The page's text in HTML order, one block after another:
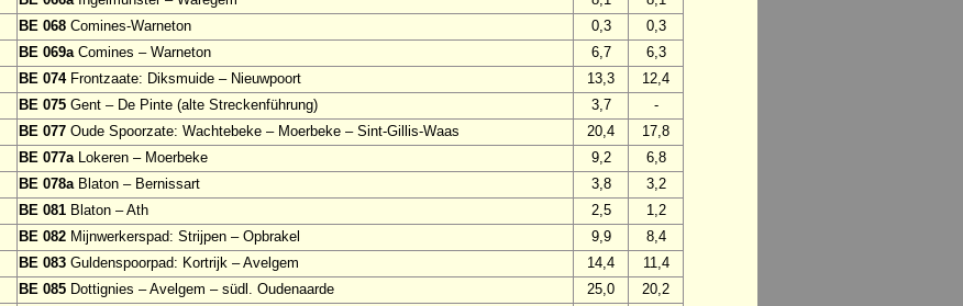
BE 068 Comines-Warneton 0,3
0,3
BE 069aComines – Warneton 6,7
6,3
BE 074Frontzaate: Diksmuide – Nieuwpoort 13,3
12,4
BE 075 Gent – De Pinte (alte Streckenführung) 3,7
-
BE 077 Oude Spoorzate: Wachtebeke – Moerbeke – Sint-Gillis-Waas 20,4
17,8
BE 077aLokeren – Moerbeke 9,2
6,8
BE 078aBlaton – Bernissart 3,8
3,2
BE 081 Blaton – Ath 2,5
1,2
BE 082 Mijnwerkerspad: Strijpen – Opbrakel 9,9
8,4
BE 083 Guldenspoorpad: Kortrijk – Avelgem 14,4
11,4
BE 085 Dottignies – Avelgem – südl. Oudenaarde 25,0
20,2